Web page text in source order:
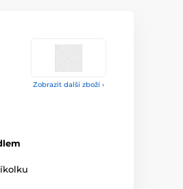
Zobrazit další zboží ›